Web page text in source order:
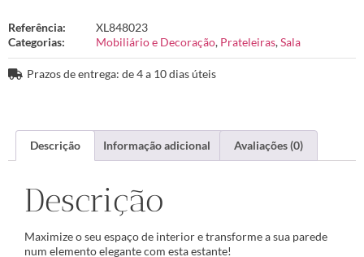
Referência:
XL848023
Categorias:
Mobiliário e Decoração, Prateleiras,Sala
Prazos de entrega: de 4 a 10 dias úteis
Descrição Informação adicional Avaliações (0)
Descrição
Maximize o seu espaço de interior e transforme a sua parede
num elemento elegante com esta estante!